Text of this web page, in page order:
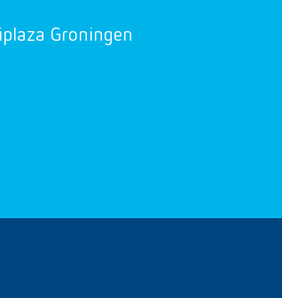
Groningen